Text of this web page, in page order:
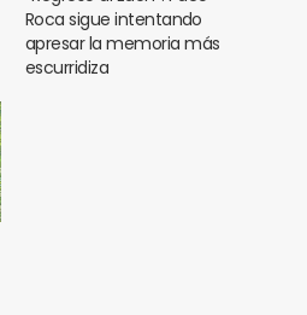
Roca sigue intentando
apresar la memoria más
escurridiza